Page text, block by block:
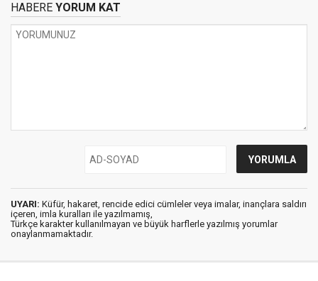
HABERE YORUM KAT
UYARI: Küfür, hakaret, rencide edici cümleler veya imalar, inançlara saldırı
içeren, imla kuralları ile yazılmamış,
Türkçe karakter kullanılmayan ve büyük harflerle yazılmış yorumlar
onaylanmamaktadır.